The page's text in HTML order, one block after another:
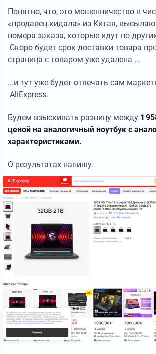
Понятно, что, это мошенничество в
«продавец-кидала» из Китая,
номера заказа, которые идут по
Скоро будет срок доставки товара
страница с товаром уже удалена ...
...и тут уже будет отвечать сам
AliExpress.
Будем взыскивать разницу между 1
ценой на аналогичный ноутбук с
характеристиками.
О результатах напишу.